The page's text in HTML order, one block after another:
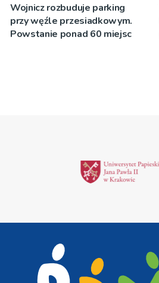
Wojnicz rozbuduje parking
przy węźle przesiadkowym.
Powstanie ponad 60 miejsc